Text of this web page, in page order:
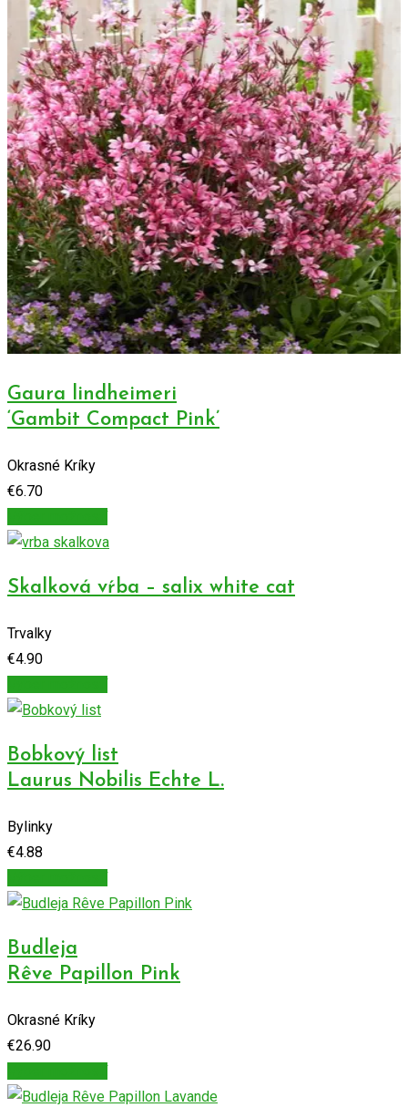
Gaura lindheimeri
‘Gambit Compact Pink’
Okrasné Kríky
€6.70
Skalková vŕba – salix white cat
Trvalky
€4.90
Bobkový list
Laurus Nobilis Echte L.
Bylinky
€4.88
Budleja
Rêve Papillon Pink
Okrasné Kríky
€26.90